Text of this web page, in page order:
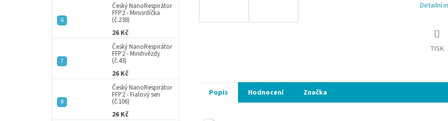
Český NanoRespirátor
FFP2 - Minisrdíčka
(č.238)
26 Kč
Český NanoRespirátor
FFP2 - Minihvězdy
(č.43)
26 Kč
Český NanoRespirátor
FFP2 - Fialový sen
(č.106)
26 Kč
Detailní
TISK
Popis Hodnocení Značka